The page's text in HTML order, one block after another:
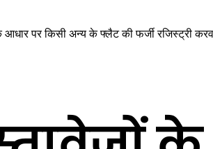
आधार पर किसी अन्य के फ्लैट की फर्जी रजिस्ट्री